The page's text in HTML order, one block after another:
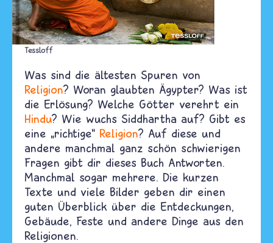
Tessloff
Was sind die ältesten Spuren von
Religion? Woran glaubten Ägypter? Was ist
die Erlösung? Welche Götter verehrt ein
Hindu? Wie wuchs Siddhartha auf? Gibt es
eine „richtige“ Religion? Auf diese und
andere manchmal ganz schön schwierigen
Fragen gibt dir dieses Buch Antworten.
Manchmal sogar mehrere. Die kurzen
Texte und viele Bilder geben dir einen
guten Überblick über die Entdeckungen,
Gebäude, Feste und andere Dinge aus den
Religionen.